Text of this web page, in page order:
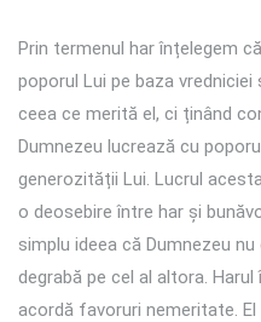
Prin termenul har înțelegem
poporul Lui pe baza
ceea ce merită el, ci ținând
Dumnezeu lucrează cu
generozității Lui. Lucrul
o deosebire între har și
simplu ideea că Dumnezeu
degrabă pe cel al altora.
acordă favoruri nemeritate.